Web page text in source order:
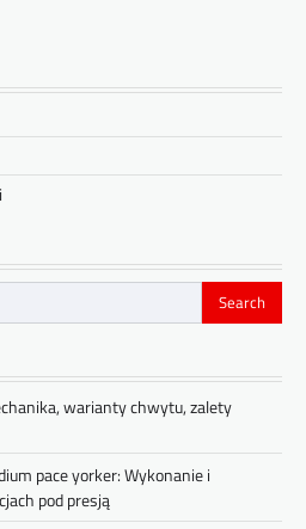
warianty chwytu, zalety
pace yorker: Wykonanie i
pod presją